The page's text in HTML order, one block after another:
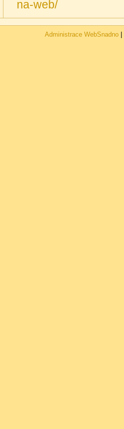
Administrace WebSnadno|